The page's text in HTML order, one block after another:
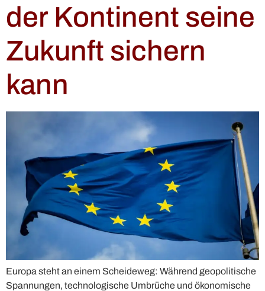
der Kontinent seine
Zukunft sichern
kann
Europa steht an einem Scheideweg: Während geopolitische
Spannungen, technologische Umbrüche und ökonomische